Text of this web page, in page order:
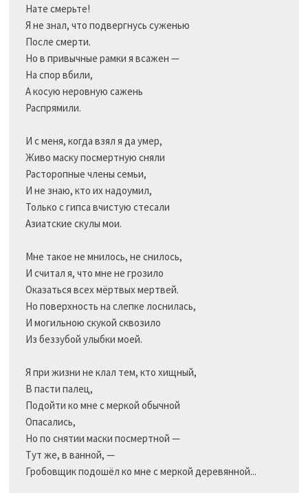
Нате смерьте!
Я не знал, что подвергнусь суженью
После смерти.
Но в привычные рамки я всажен —
На спор вбили,
А косую неровную сажень
Распрямили.
И с меня, когда взял я да умер,
Живо маску посмертную сняли
Расторопные члены семьи,
И не знаю, кто их надоумил,
Только с гипса вчистую стесали
Азиатские скулы мои.
Мне такое не мнилось, не снилось,
И считал я, что мне не грозило
Оказаться всех мёртвых мертвей.
Но поверхность на слепке лоснилась,
И могильною скукой сквозило
Из беззубой улыбки моей.
Я при жизни не клал тем, кто хищный,
В пасти палец,
Подойти ко мне с меркой обычной
Опасались,
Но по снятии маски посмертной —
Тут же, в ванной, —
Гробовщик подошёл ко мне с меркой деревянной...